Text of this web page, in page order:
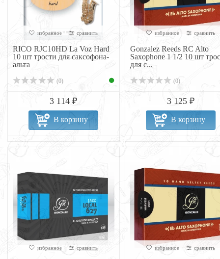
избранное сравнить
RICO RJC10HD La Voz Hard
10 шт трости для саксофона-
альта
(0)
3 114 ₽
В корзину
избранное сравнить
Gonzalez Reeds RC Alto
Saxophone 1 1/2 10 шт
для с...
(0)
3 125 ₽
В корзину
избранное сравнить избранное сравнить